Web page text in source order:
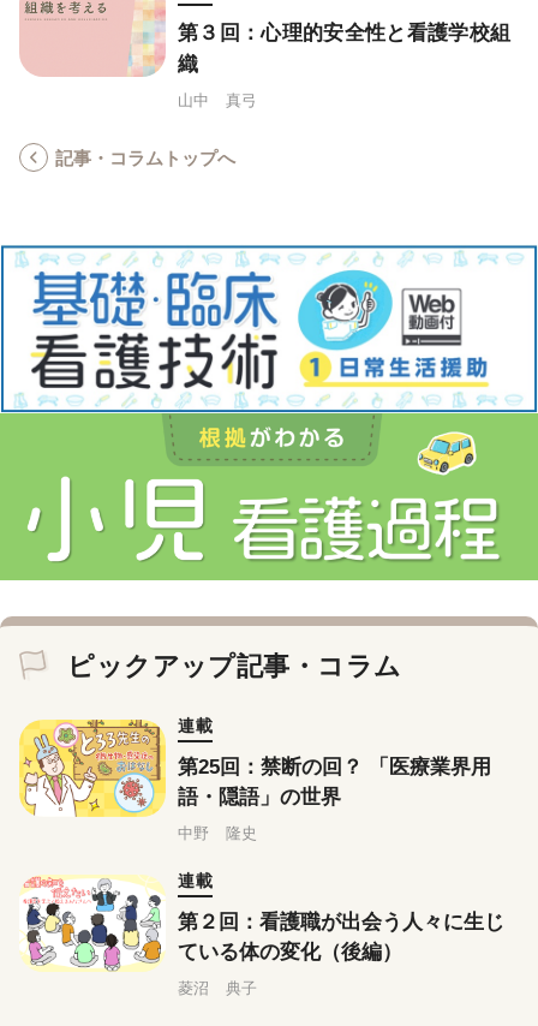
第３回：心理的安全性と看護学校組
織
山中 真弓
記事・コラムトップへ
ピックアップ記事・コラム
連載
第25回：禁断の回？ 「医療業界用
語・隠語」の世界
中野 隆史
連載
第２回：看護職が出会う人々に生じ
ている体の変化（後編）
菱沼 典子